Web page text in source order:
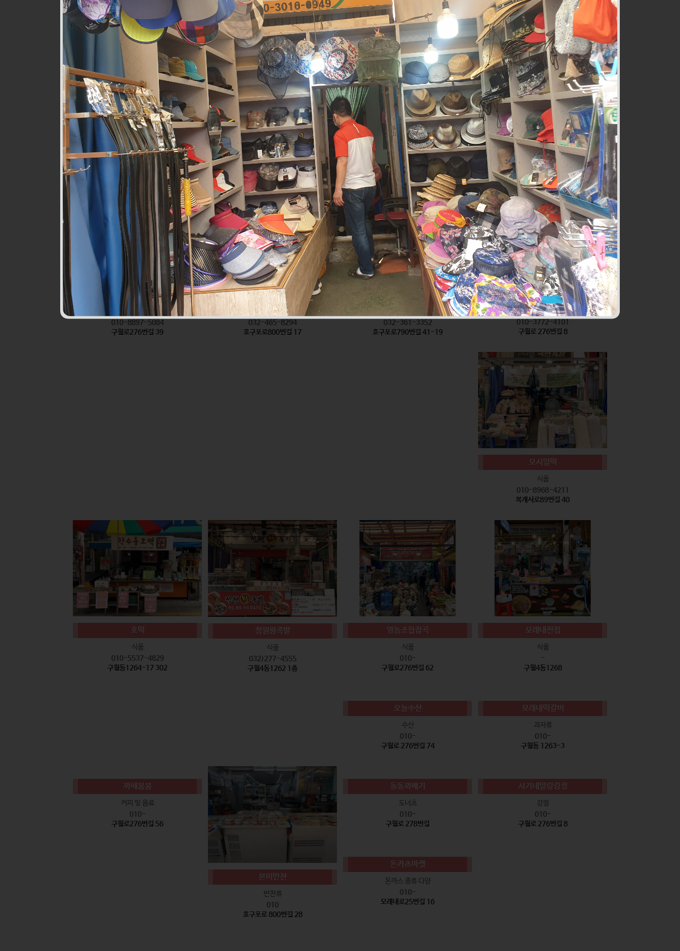
웰빙즉석손두부
식품
010-9528-3759
구월로276번길 17
윤하네건어물
식품
032-468-6024
구월로276번길 29
장수식품
식품
010-2638-2358
구월로276번길 29
전통즉석수제강정
식품
032-467-0265
호구포로800번길 28
진로할인마트앞반찬
식품
010-8897-5084
구월로276번길 39
착한탕국
식품
032-465-8294
호구포로800번길 17
형제방앗간
032-361-3352
호구포로790번길 41-19
서기네 말랑강정
식품
010-3772-4101
구월로 276번길 8
모시잎떡
식품
010-8968-4211
복개서로89번길 40
호떡
식품
010-5537-4829
구월동1264-17 302
정원왕족발
식품
032)277-4555
구월4동1262 1층
영농조합잡곡
식품
010-
구월로276번길 62
모래내전집
식품
-
구월4동1268
오늘수산
수산
010-
구월로 276번길 74
모래내떡갈비
과자류
010-
구월동 1263-3
까페봄봄
커피 및 음료
010-
구월로276번길 56
본미반찬
반찬류
010
호구포로 800번길 28
동동꽈배기
도너츠
010-
구월로 278번길
서기네말랑강정
강정
010-
구월로 276번길 8
돈카츠마켓
돈까스 종류 다양
010-
모래내로25번길 16